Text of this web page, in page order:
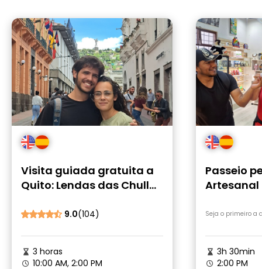
Visita guiada gratuita a
Quito: Lendas das Chullas
9.0(104)
3 horas
10:00 AM, 2:00 PM
Passeio
Artesanal
Cerveja»
Seja o primeiro a
3h 30min
2:00 PM